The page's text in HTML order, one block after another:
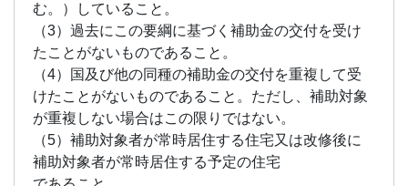
1.23
土佐
市の
助成
金
1.24
土佐
清水
市の
む。）していること。
（3）過去にこの要綱に基づく補助金の交付を受け
たことがないものであること。
（4）国及び他の同種の補助金の交付を重複して受
けたことがないものであること。ただし、補助対象
が重複しない場合はこの限りではない。
（5）補助対象者が常時居住する住宅又は改修後に
補助対象者が常時居住する予定の住宅